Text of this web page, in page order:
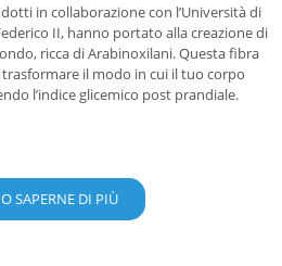
in collaborazione con l’Università di
II, hanno portato alla creazione di
ricca di Arabinoxilani. Questa fibra
il modo in cui il tuo corpo
l’indice glicemico post prandiale.
SAPERNE DI PIÙ